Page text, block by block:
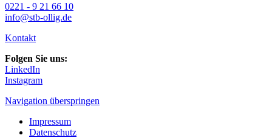
0221 - 9 21 66 10
info@stb-ollig.de
Kontakt
Folgen Sie uns:
LinkedIn
Instagram
Navigation überspringen
Impressum
Datenschutz